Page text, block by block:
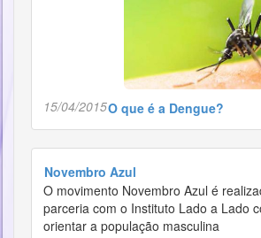
O que é a Dengue?
15/04/2015
Novembro Azul
O movimento Novembro Azul é
parceria com o Instituto Lado a Lado
orientar a população masculina